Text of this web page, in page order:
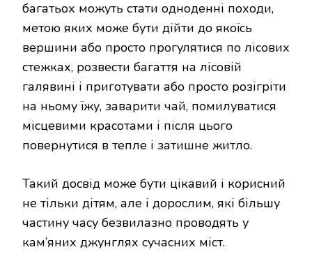
багатьох можуть стати одноденні походи,
метою яких може бути дійти до якоїсь
вершини або просто прогулятися по лісових
стежках, розвести багаття на лісовій
галявині і приготувати або просто розігріти
на ньому їжу, заварити чай, помилуватися
місцевими красотами і після цього
повернутися в тепле і затишне житло.
Такий досвід може бути цікавий і корисний
не тільки дітям, але і дорослим, які більшу
частину часу безвилазно проводять у
кам’яних джунглях сучасних міст.